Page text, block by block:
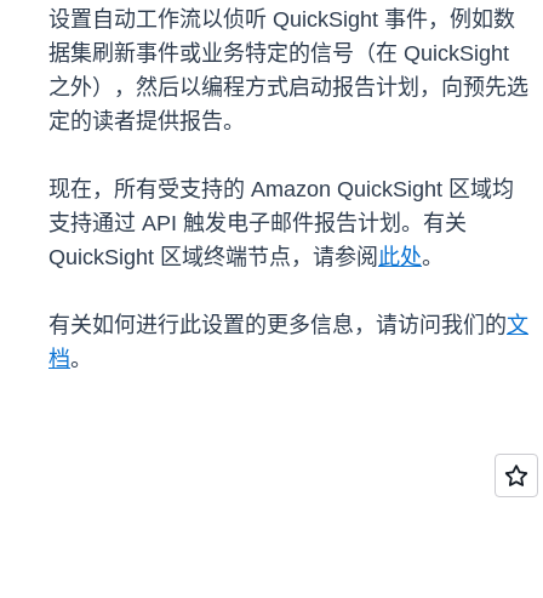
设置自动工作流以侦听 QuickSight 事件，例如数
据集刷新事件或业务特定的信号（在 QuickSight
之外），然后以编程方式启动报告计划，向预先选
定的读者提供报告。
现在，所有受支持的 Amazon QuickSight 区域均
支持通过 API 触发电子邮件报告计划。有关
QuickSight 区域终端节点，请参阅 此处。
有关如何进行此设置的更多信息，请访问我们的文
档。